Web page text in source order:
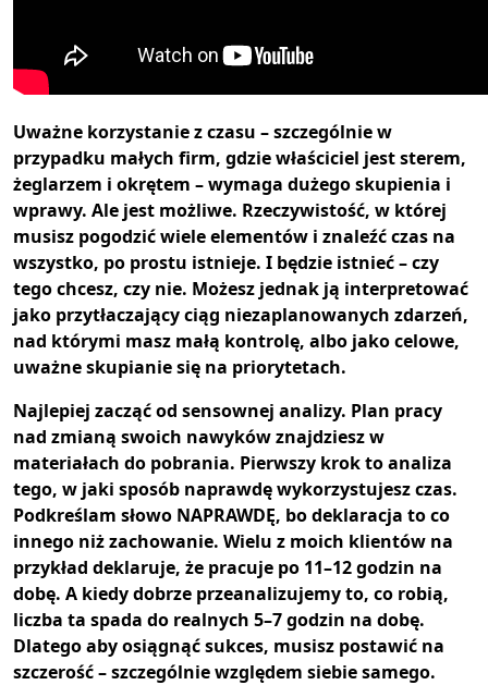
Uważne korzystanie z czasu – szczególnie w
przypadku małych firm, gdzie właściciel jest sterem,
żeglarzem i okrętem – wymaga dużego skupienia i
wprawy. Ale jest możliwe. Rzeczywistość, w której
musisz pogodzić wiele elementów i znaleźć czas na
wszystko, po prostu istnieje. I będzie istnieć – czy
tego chcesz, czy nie. Możesz jednak ją interpretować
jako przytłaczający ciąg niezaplanowanych zdarzeń,
nad którymi masz małą kontrolę, albo jako celowe,
uważne skupianie się na priorytetach.
Najlepiej zacząć od sensownej analizy. Plan pracy
nad zmianą swoich nawyków znajdziesz w
materiałach do pobrania. Pierwszy krok to analiza
tego, w jaki sposób naprawdę wykorzystujesz czas.
Podkreślam słowo NAPRAWDĘ, bo deklaracja to co
innego niż zachowanie. Wielu z moich klientów na
przykład deklaruje, że pracuje po 11–12 godzin na
dobę. A kiedy dobrze przeanalizujemy to, co robią,
liczba ta spada do realnych 5–7 godzin na dobę.
Dlatego aby osiągnąć sukces, musisz postawić na
szczerość – szczególnie względem siebie samego.